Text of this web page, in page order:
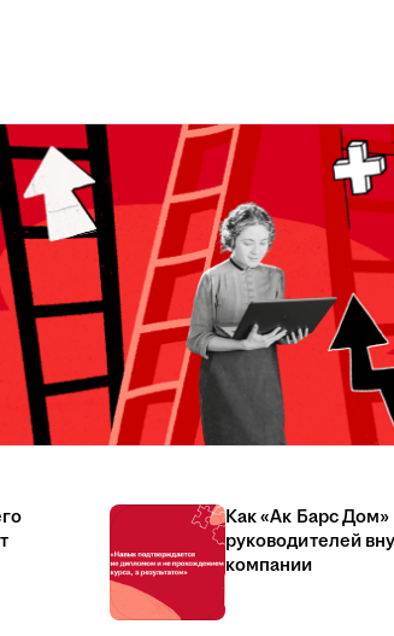
Как «Ак Барс Дом»
руководителей
компании